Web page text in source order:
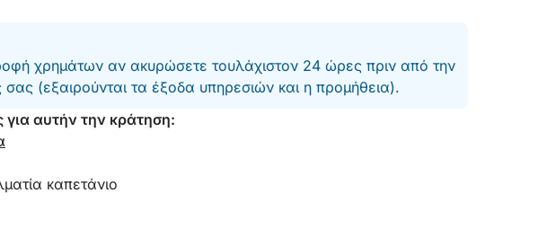
χρημάτων αν ακυρώσετε τουλάχιστον 24 ώρες πριν από την
(εξαιρούνται τα έξοδα υπηρεσιών και η προμήθεια).
αυτήν την κράτηση:
καπετάνιο